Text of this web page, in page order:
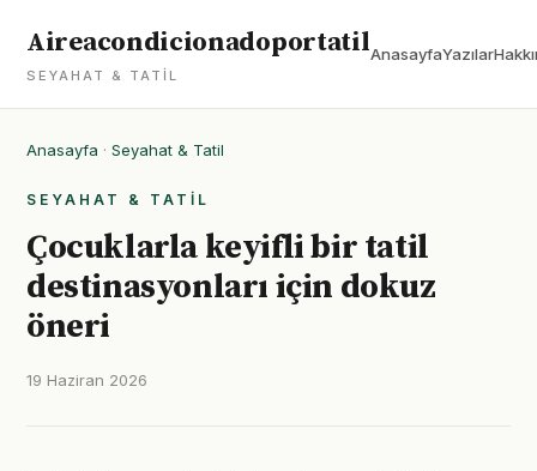
Aireacondicionadoportatil
SEYAHAT & TATIL
AnasayfaYazılar
Anasayfa · Seyahat & Tatil
SEYAHAT & TATIL
Çocuklarla keyifli bir tatil
destinasyonları için dokuz
öneri
19 Haziran 2026